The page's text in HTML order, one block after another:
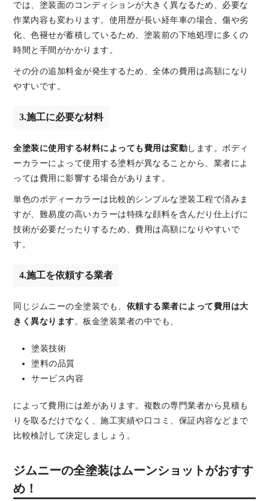
では、塗装面のコンディションが大きく異なるため、必要な
作業内容も変わります。使用歴が長い経年車の場合、傷や劣
化、色褪せが蓄積しているため、塗装前の下地処理に多くの
時間と手間がかかります。
その分の追加料金が発生するため、全体の費用は高額になり
やすいです。
3.施工に必要な材料
全塗装に使用する材料によっても費用は変動 します。ボディ
ーカラーによって使用する塗料が異なることから、業者によ
っては費用に影響する場合があります。
単色のボディーカラーは比較的シンプルな塗装工程で済みま
すが、難易度の高いカラーは特殊な顔料を含んだり仕上げに
技術が必要だったりするため、費用は高額になりやすいで
す。
4.施工を依頼する業者
同じジムニーの全塗装でも、 依頼する業者によって費用は大
きく異なります。板金塗装業者の中でも、
塗装技術
塗料の品質
サービス内容
によって費用には差があります。複数の専門業者から見積も
りを取るだけでなく、施工実績や口コミ、保証内容などまで
比較検討して決定しましょう。
ジムニーの全塗装はムーンショットがおすす
め！